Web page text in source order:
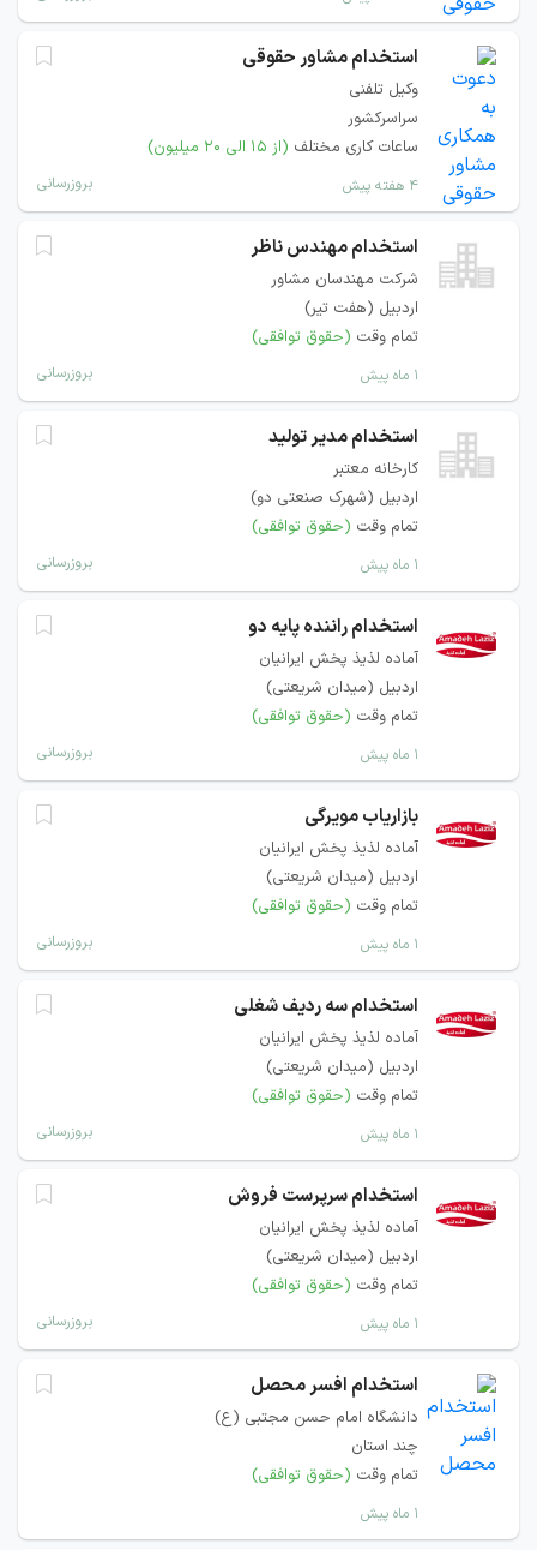
استخدام مشاور حقوقی
وکیل تلفنی
سراسرکشور
ساعات کاری مختلف (از ۱۵ الی ۲۰ میلیون)
۴ هفته پیش بروزرسانی
استخدام مهندس ناظر
شرکت مهندسان مشاور
اردبیل (هفت تیر)
تمام وقت (حقوق توافقی)
۱ ماه پیش بروزرسانی
استخدام مدیر تولید
کارخانه معتبر
اردبیل (شهرک صنعتی دو)
تمام وقت (حقوق توافقی)
۱ ماه پیش بروزرسانی
استخدام راننده پایه دو
آماده لذیذ پخش ایرانیان
اردبیل (میدان شریعتی)
تمام وقت (حقوق توافقی)
۱ ماه پیش بروزرسانی
بازاریاب مویرگی
آماده لذیذ پخش ایرانیان
اردبیل (میدان شریعتی)
تمام وقت (حقوق توافقی)
۱ ماه پیش بروزرسانی
استخدام سه ردیف شغلی
آماده لذیذ پخش ایرانیان
اردبیل (میدان شریعتی)
تمام وقت (حقوق توافقی)
۱ ماه پیش بروزرسانی
استخدام سرپرست فروش
آماده لذیذ پخش ایرانیان
اردبیل (میدان شریعتی)
تمام وقت (حقوق توافقی)
۱ ماه پیش بروزرسانی
استخدام افسر محصل
دانشگاه امام حسن مجتبی (ع)
چند استان
تمام وقت (حقوق توافقی)
۱ ماه پیش